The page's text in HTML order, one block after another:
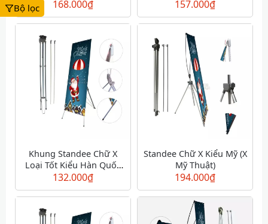
168.000₫ 157.000₫
Khung Standee Chữ X
Loại Tốt Kiểu Hàn Quốc
Loại 0.6m X 1.6m
132.000₫
Standee Chữ X Kiểu Mỹ (X
Mỹ Thuật)
194.000₫
Bộ lọc